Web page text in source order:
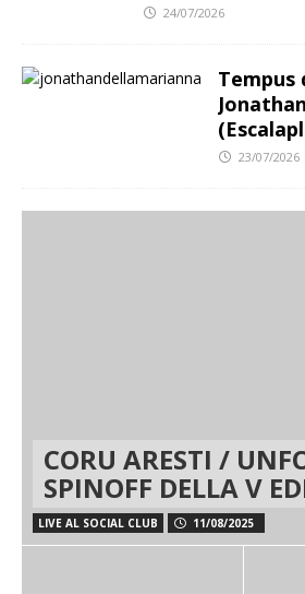
24/07/2026
Tempus
23/07/2026
CORU ARESTI /
SPINOFF DELLA V
LIVE AL SOCIAL CLUB 11/08/2025